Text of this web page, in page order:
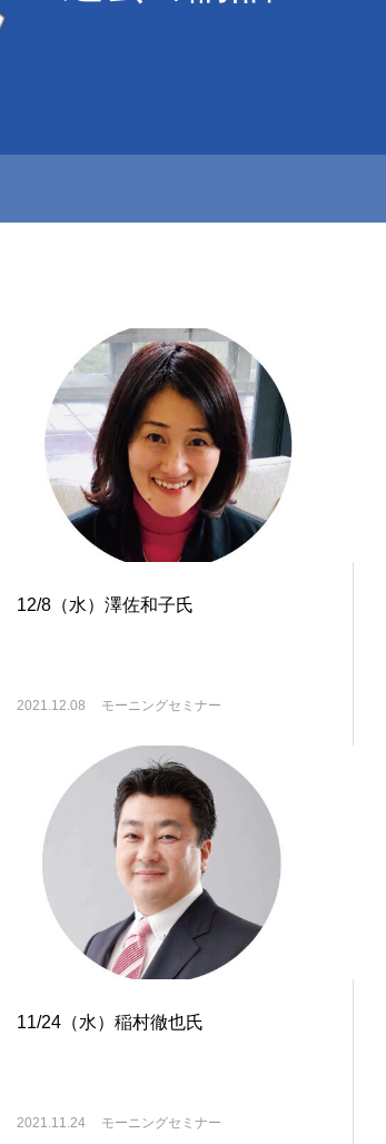
12/8（水）澤佐和子氏
2021.12.08 モーニングセミナー
11/24（水）稲村徹也氏
2021.11.24 モーニングセミナー